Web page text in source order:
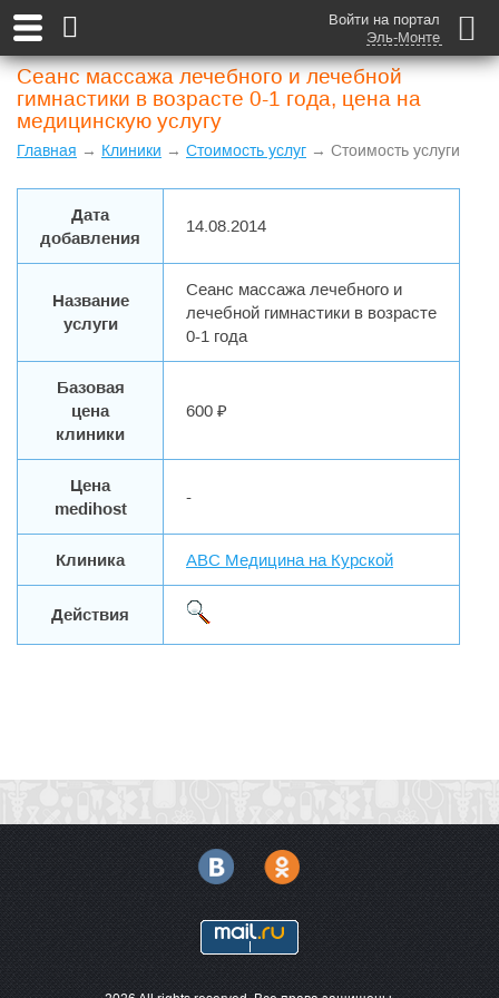
Войти на портал
Эль-Монте
Сеанс массажа лечебного и лечебной
гимнастики в возрасте 0-1 года, цена на
медицинскую услугу
Главная → Клиники → Стоимость услуг → Стоимость услуги
Дата
добавления
14.08.2014
Название
услуги
Сеанс массажа лечебного и
лечебной гимнастики в возрасте
0-1 года
Базовая
цена
клиники
600 ₽
Цена
medihost
-
Клиника ABC Медицина на Курской
Действия